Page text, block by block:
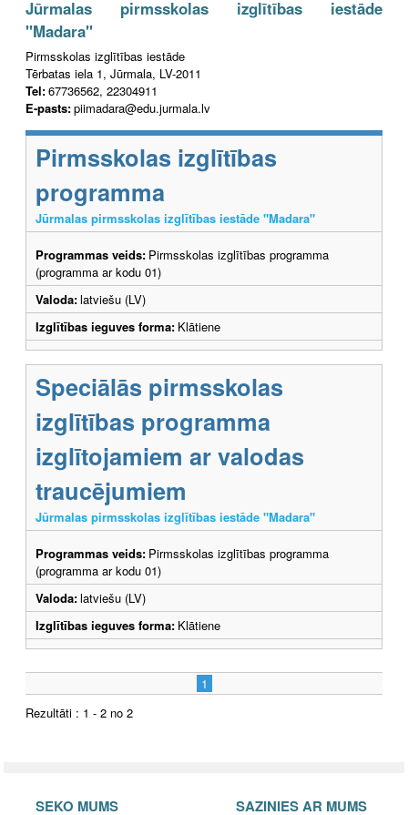
Jūrmalas pirmsskolas izglītības iestāde
"Madara"
Pirmsskolas izglītības iestāde
Tērbatas iela 1, Jūrmala, LV-2011
Tel:67736562, 22304911
E-pasts:piimadara@edu.jurmala.lv
Pirmsskolas izglītības
programma
Jūrmalas pirmsskolas izglītības iestāde "Madara"
Programmas veids: Pirmsskolas izglītības programma
(programma ar kodu 01)
Valoda:latviešu (LV)
Izglītības ieguves forma: Klātiene
Speciālās pirmsskolas
izglītības programma
izglītojamiem ar valodas
traucējumiem
Jūrmalas pirmsskolas izglītības iestāde "Madara"
Programmas veids: Pirmsskolas izglītības programma
(programma ar kodu 01)
Valoda:latviešu (LV)
Izglītības ieguves forma: Klātiene
1
Rezultāti : 1 - 2 no 2
SEKO MUMS SAZINIES AR MUMS